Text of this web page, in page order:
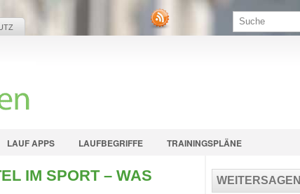
LAUF APPS LAUFBEGRIFFE TRAININGSPLÄNE
IM SPORT – WAS
WEITERSAGEN